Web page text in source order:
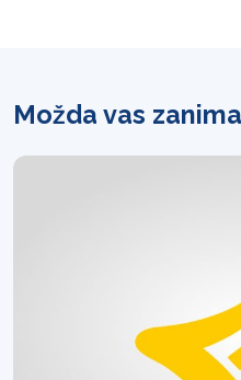
Možda vas